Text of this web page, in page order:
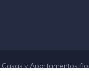
y Apartamentos